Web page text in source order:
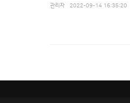
관리자 2022-09-14 16:35:20